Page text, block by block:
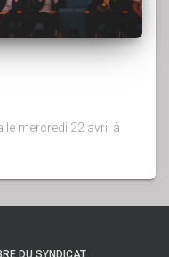
le mercredi 22 avril à
DU SYNDICAT